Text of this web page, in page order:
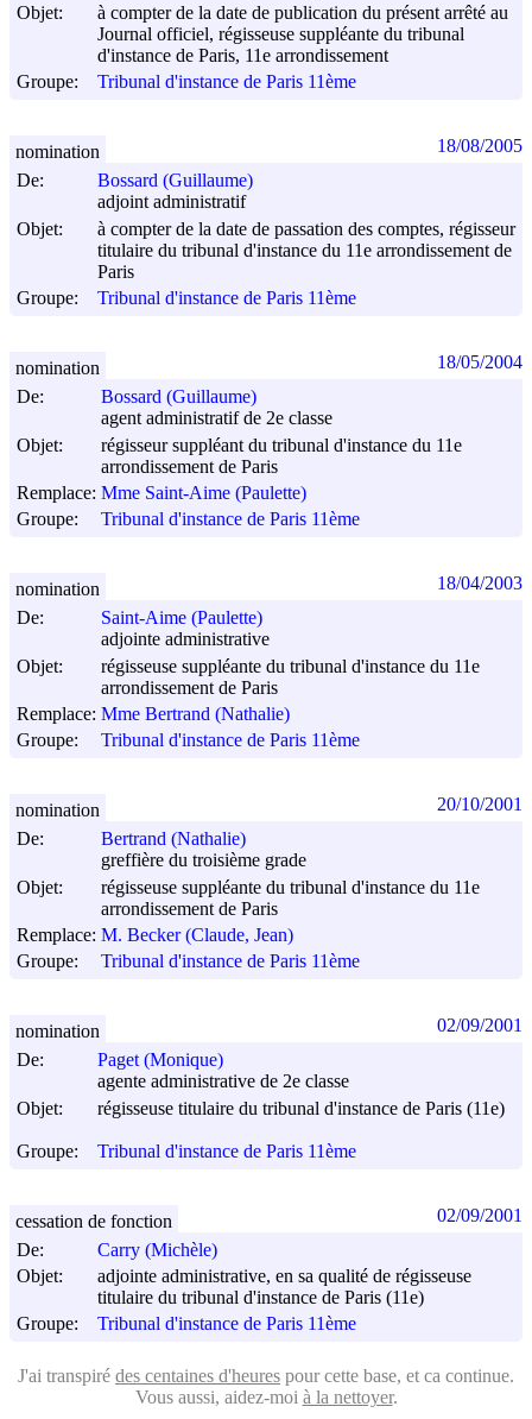
Objet:
à compter de la date de publication du présent arrêté au
Journal officiel, régisseuse suppléante du tribunal
d'instance de Paris, 11e arrondissement
Groupe:
Tribunal d'instance de Paris 11ème
De:
Bossard (Guillaume)
adjoint administratif
Objet:
à compter de la date de passation des comptes, régisseur
titulaire du tribunal d'instance du 11e arrondissement de
Paris
Groupe:
Tribunal d'instance de Paris 11ème
nomination 18/08/2005
De:
Bossard (Guillaume)
agent administratif de 2e classe
Objet:
régisseur suppléant du tribunal d'instance du 11e
arrondissement de Paris
Remplace: Mme Saint-Aime (Paulette)
Groupe:
Tribunal d'instance de Paris 11ème
nomination 18/05/2004
De:
Saint-Aime (Paulette)
adjointe administrative
Objet:
régisseuse suppléante du tribunal d'instance du 11e
arrondissement de Paris
Remplace: Mme Bertrand (Nathalie)
Groupe:
Tribunal d'instance de Paris 11ème
nomination 18/04/2003
De:
Bertrand (Nathalie)
greffière du troisième grade
Objet:
régisseuse suppléante du tribunal d'instance du 11e
arrondissement de Paris
Remplace: M. Becker (Claude, Jean)
Groupe:
Tribunal d'instance de Paris 11ème
nomination 20/10/2001
De:
Paget (Monique)
agente administrative de 2e classe
Objet:
régisseuse titulaire du tribunal d'instance de Paris (11e)
Groupe: Tribunal d'instance de Paris 11ème
nomination 02/09/2001
De:
Carry (Michèle)
Objet:
adjointe administrative, en sa qualité de régisseuse
titulaire du tribunal d'instance de Paris (11e)
Groupe:
Tribunal d'instance de Paris 11ème
cessation de fonction 02/09/2001
J'ai transpiré des centaines d'heures pour cette base, et ca continue.
Vous aussi, aidez-moi à la nettoyer.